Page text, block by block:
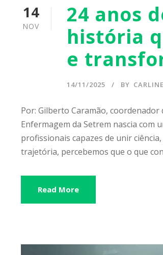
14
NOV
24 anos
história
e
14/11/2025 BY
Por: Gilberto Caramão,
Enfermagem da Setrem nascia
profissionais capazes de unir
trajetória, percebemos que o que
Read More